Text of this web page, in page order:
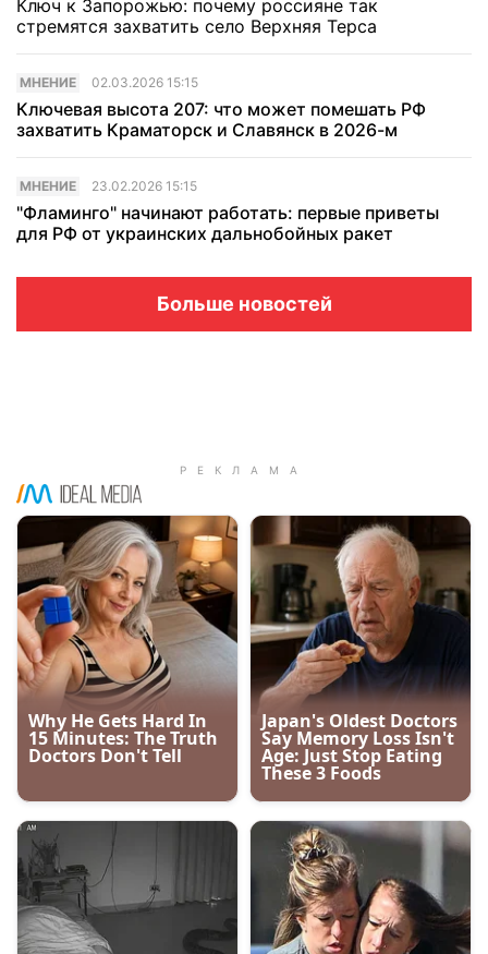
Ключ к Запорожью: почему россияне так
стремятся захватить село Верхняя Терса
МНЕНИЕ 02.03.2026 15:15
Ключевая высота 207: что может помешать РФ
захватить Краматорск и Славянск в 2026-м
МНЕНИЕ 23.02.2026 15:15
"Фламинго" начинают работать: первые приветы
для РФ от украинских дальнобойных ракет
Больше новостей